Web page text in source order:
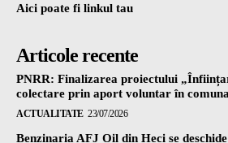
Aici poate fi linkul tau
Articole recente
PNRR: Finalizarea proiectului
colectare prin aport voluntar în
ACTUALITATE 23/07/2026
Benzinaria AFJ Oil din Heci se